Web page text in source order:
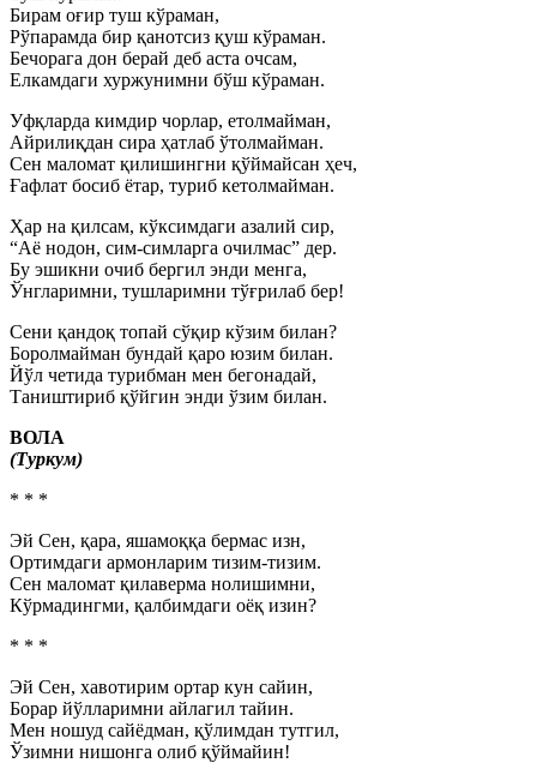
Бирам оғир туш кўраман,
Рўпарамда бир қанотсиз қуш кўраман.
Бечорага дон берай деб аста очсам,
Елкамдаги хуржунимни бўш кўраман.
Уфқларда кимдир чорлар, етолмайман,
Айрилиқдан сира ҳатлаб ўтолмайман.
Сен маломат қилишингни қўймайсан ҳеч,
Ғафлат босиб ётар, туриб кетолмайман.
Ҳар на қилсам, кўксимдаги азалий сир,
“Аё нодон, сим-симларга очилмас” дер.
Бу эшикни очиб бергил энди менга,
Ўнгларимни, тушларимни тўғрилаб бер!
Сени қандоқ топай сўқир кўзим билан?
Боролмайман бундай қаро юзим билан.
Йўл четида турибман мен бегонадай,
Таништириб қўйгин энди ўзим билан.
ВОЛА
(Туркум)
* * *
Эй Сен, қара, яшамоққа бермас изн,
Ортимдаги армонларим тизим-тизим.
Сен маломат қилаверма нолишимни,
Кўрмадингми, қалбимдаги оёқ изин?
* * *
Эй Сен, хавотирим ортар кун сайин,
Борар йўлларимни айлагил тайин.
Мен ношуд сайёдман, қўлимдан тутгил,
Ўзимни нишонга олиб қўймайин!